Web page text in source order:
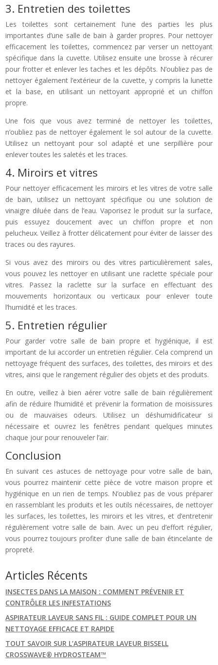
3. Entretien des toilettes
Les toilettes sont certainement l’une des parties les plus
importantes d’une salle de bain à garder propres. Pour nettoyer
efficacement les toilettes, commencez par verser un nettoyant
spécifique dans la cuvette. Utilisez ensuite une brosse à récurer
pour frotter et enlever les taches et les dépôts. N’oubliez pas de
nettoyer également l’extérieur de la cuvette, y compris la lunette
et la base, en utilisant un nettoyant approprié et un chiffon
propre.
Une fois que vous avez terminé de nettoyer les toilettes,
n’oubliez pas de nettoyer également le sol autour de la cuvette.
Utilisez un nettoyant pour sol adapté et une serpillière pour
enlever toutes les saletés et les traces.
4. Miroirs et vitres
Pour nettoyer efficacement les miroirs et les vitres de votre salle
de bain, utilisez un nettoyant spécifique ou une solution de
vinaigre diluée dans de l’eau. Vaporisez le produit sur la surface,
puis essuyez doucement avec un chiffon propre et non
pelucheux. Veillez à frotter délicatement pour éviter de laisser des
traces ou des rayures.
Si vous avez des miroirs ou des vitres particulièrement sales,
vous pouvez les nettoyer en utilisant une raclette spéciale pour
vitres. Passez la raclette sur la surface en effectuant des
mouvements horizontaux ou verticaux pour enlever toute
l’humidité et les traces.
5. Entretien régulier
Pour garder votre salle de bain propre et hygiénique, il est
important de lui accorder un entretien régulier. Cela comprend un
nettoyage fréquent des surfaces, des toilettes, des miroirs et des
vitres, ainsi que le rangement régulier des objets et des produits.
En outre, veillez à bien aérer votre salle de bain régulièrement
afin de réduire l’humidité et prévenir la formation de moisissures
ou de mauvaises odeurs. Utilisez un déshumidificateur si
nécessaire et ouvrez les fenêtres pendant quelques minutes
chaque jour pour renouveler l’air.
Conclusion
En suivant ces astuces de nettoyage pour votre salle de bain,
vous pourrez maintenir cette pièce de votre maison propre et
hygiénique en un rien de temps. N’oubliez pas de vous préparer
en rassemblant les produits et les outils nécessaires, de nettoyer
les surfaces, les toilettes, les miroirs et les vitres, et d’entretenir
régulièrement votre salle de bain. Avec un peu d’effort régulier,
vous pourrez toujours profiter d’une salle de bain étincelante de
propreté.
Articles Récents
INSECTES DANS LA MAISON : COMMENT PRÉVENIR ET
CONTRÔLER LES INFESTATIONS
ASPIRATEUR LAVEUR SANS FIL : GUIDE COMPLET POUR UN
NETTOYAGE EFFICACE ET RAPIDE
TOUT SAVOIR SUR L’ASPIRATEUR LAVEUR BISSELL
CROSSWAVE® HYDROSTEAM™